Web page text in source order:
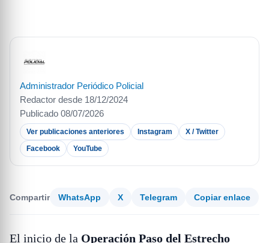
Administrador Periódico Policial
Redactor desde 18/12/2024
Publicado 08/07/2026
Ver publicaciones anteriores Instagram
X / Twitter
Facebook
YouTube
Compartir WhatsApp X Telegram Copiar enlace
El inicio de la Operación Paso del Estrecho